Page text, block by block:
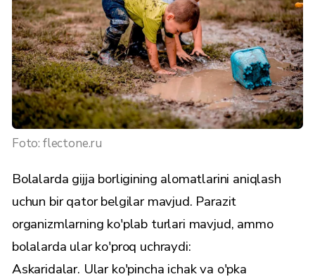
Foto: flectone.ru
Bolalarda gijja borligining alomatlarini aniqlash
uchun bir qator belgilar mavjud. Parazit
organizmlarning ko'plab turlari mavjud, ammo
bolalarda ular ko'proq uchraydi:
Askaridalar. Ular ko'pincha ichak va o'pka